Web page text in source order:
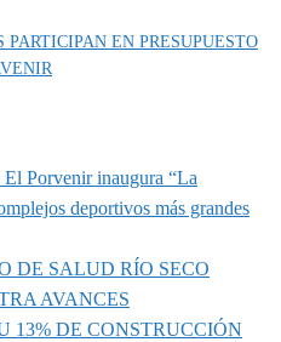
EN PRESUPUESTO
Porvenir inaugura “La
deportivos más grandes
DE SALUD RÍO SECO
AVANCES
13% DE CONSTRUCCIÓN